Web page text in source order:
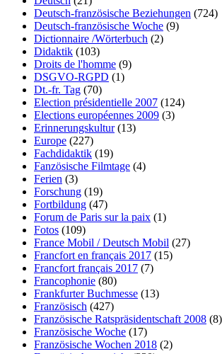
Deutsch-französische Beziehungen (724)
Deutsch-französische Woche (9)
Dictionnaire /Wörterbuch (2)
Didaktik (103)
Droits de l'homme (9)
DSGVO-RGPD (1)
Dt.-fr. Tag (70)
Election présidentielle 2007 (124)
Elections européennes 2009 (3)
Erinnerungskultur(13)
Europe (227)
Fachdidaktik (19)
Fanzösische Filmtage (4)
Ferien (3)
Forschung (19)
Fortbildung (47)
Forum de Paris sur la paix (1)
Fotos (109)
France Mobil / Deutsch Mobil (27)
Francfort en français 2017 (15)
Francfort français 2017 (7)
Francophonie (80)
Frankfurter Buchmesse (13)
Französisch (427)
Französische Ratspräsidentschaft 2008 (8)
Französische Woche (17)
Französische Wochen 2018 (2)